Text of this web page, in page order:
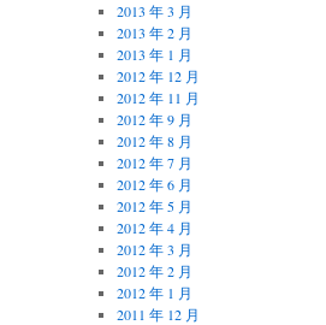
2013 年 3 月
2013 年 2 月
2013 年 1 月
2012 年 12 月
2012 年 11 月
2012 年 9 月
2012 年 8 月
2012 年 7 月
2012 年 6 月
2012 年 5 月
2012 年 4 月
2012 年 3 月
2012 年 2 月
2012 年 1 月
2011 年 12 月